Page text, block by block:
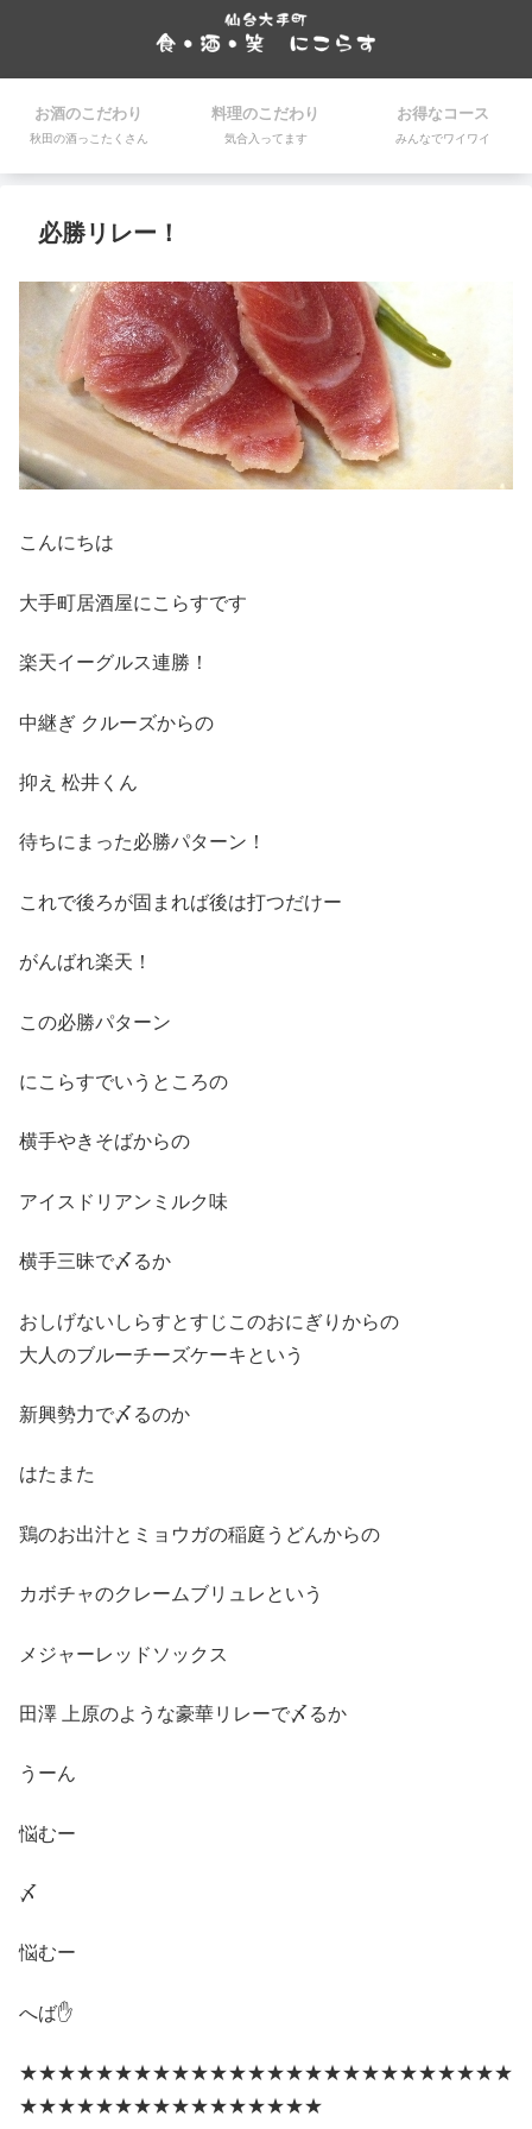
お酒のこだわり
秋田の酒っこたくさん
料理のこだわり
気合入ってます
お得なコース
みんなでワイワイ
必勝リレー！
こんにちは
大手町居酒屋にこらすです
楽天イーグルス連勝！
中継ぎ クルーズからの
抑え 松井くん
待ちにまった必勝パターン！
これで後ろが固まれば後は打つだけー
がんばれ楽天！
この必勝パターン
にこらすでいうところの
横手やきそばからの
アイスドリアンミルク味
横手三昧で〆るか
おしげないしらすとすじこのおにぎりからの
大人のブルーチーズケーキという
新興勢力で〆るのか
はたまた
鶏のお出汁とミョウガの稲庭うどんからの
カボチャのクレームブリュレという
メジャーレッドソックス
田澤 上原のような豪華リレーで〆るか
うーん
悩むー
〆
悩むー
へば✋
★★★★★★★★★★★★★★★★★★★★★★★★★★
★★★★★★★★★★★★★★★★